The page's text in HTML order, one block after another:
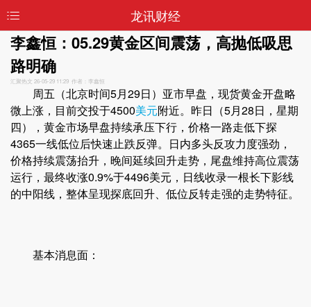
龙讯财经
李鑫恒：05.29黄金区间震荡，高抛低吸思
路明确
汇聚热文 26-05-29 11:29 作者：李鑫恒
周五（北京时间5月29日）亚市早盘，现货黄金开盘略
微上涨，目前交投于4500美元附近。昨日（5月28日，星期
四），黄金市场早盘持续承压下行，价格一路走低下探
4365一线低位后快速止跌反弹。日内多头反攻力度强劲，
价格持续震荡抬升，晚间延续回升走势，尾盘维持高位震荡
运行，最终收涨0.9%于4496美元，日线收录一根长下影线
的中阳线，整体呈现探底回升、低位反转走强的走势特征。
基本消息面：